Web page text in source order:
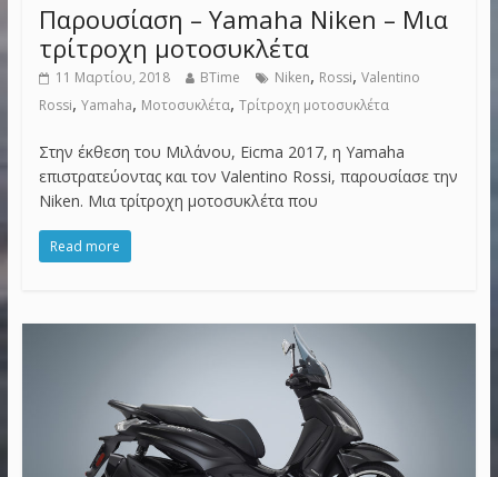
Παρουσίαση – Yamaha Niken – Μια
τρίτροχη μοτοσυκλέτα
11 Μαρτίου, 2018 BTime Niken, Rossi, Valentino
Rossi, Yamaha, Μοτοσυκλέτα, Τρίτροχη μοτοσυκλέτα
Στην έκθεση του Μιλάνου, Eicma 2017, η Yamaha
επιστρατεύοντας και τον Valentino Rossi, παρουσίασε την
Niken. Μια τρίτροχη μοτοσυκλέτα που
Read more